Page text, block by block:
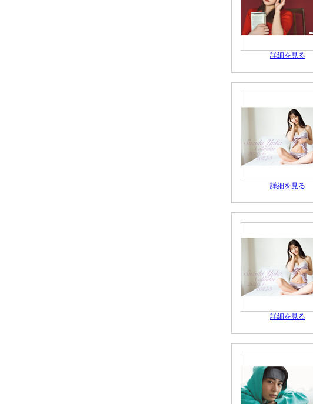
詳細を見る
詳細を見る
詳細を見る